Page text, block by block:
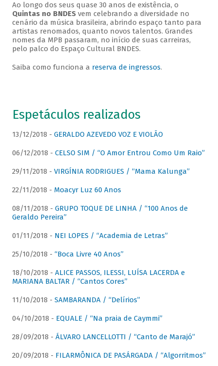
Ao longo dos seus quase 30 anos de existência, o
Quintas no BNDESvem celebrando a diversidade no
cenário da música brasileira, abrindo espaço tanto para
artistas renomados, quanto novos talentos. Grandes
nomes da MPB passaram, no início de suas carreiras,
pelo palco do Espaço Cultural BNDES.
Saiba como funciona a reserva de ingressos.
Espetáculos realizados
13/12/2018 - GERALDO AZEVEDO VOZ E VIOLÃO
06/12/2018 - CELSO SIM / “O Amor Entrou Como Um Raio”
29/11/2018 - VIRGÍNIA RODRIGUES / “Mama Kalunga”
22/11/2018 - Moacyr Luz 60 Anos
08/11/2018 - GRUPO TOQUE DE LINHA / “100 Anos de
Geraldo Pereira”
01/11/2018 - NEI LOPES / “Academia de Letras”
25/10/2018 - “Boca Livre 40 Anos”
18/10/2018 - ALICE PASSOS, ILESSI, LUÍSA LACERDA e
MARIANA BALTAR / “Cantos Cores”
11/10/2018 - SAMBARANDA / “Delírios”
04/10/2018 - EQUALE / “Na praia de Caymmi”
28/09/2018 - ÁLVARO LANCELLOTTI / “Canto de Marajó”
20/09/2018 - FILARMÔNICA DE PASÁRGADA / “Algorritmos”